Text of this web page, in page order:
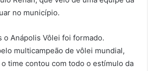
no município.
o Anápolis Vôlei foi formado.
multicampeão de vôlei mundial,
o time contou com todo o estímulo da